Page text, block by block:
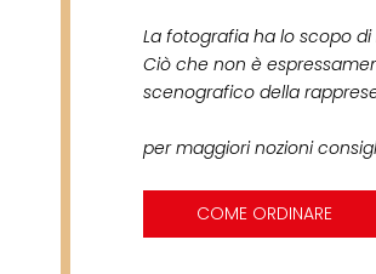
La fotografia ha lo scopo
Ciò che non è
scenografico della
per maggiori nozioni
COME ORDINARE